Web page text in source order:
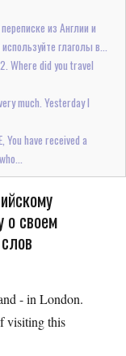
из Англии и
глаголы в...
Where did you travel
much. Yesterday I
have received a
о своем
- in London.
visiting this